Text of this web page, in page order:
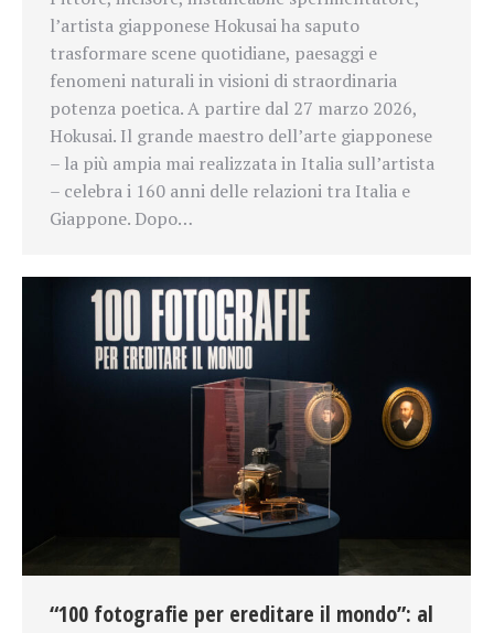
l’artista giapponese Hokusai ha saputo
trasformare scene quotidiane, paesaggi e
fenomeni naturali in visioni di straordinaria
potenza poetica. A partire dal 27 marzo 2026,
Hokusai. Il grande maestro dell’arte giapponese
– la più ampia mai realizzata in Italia sull’artista
– celebra i 160 anni delle relazioni tra Italia e
Giappone. Dopo…
“100 fotografie per ereditare il mondo”: al